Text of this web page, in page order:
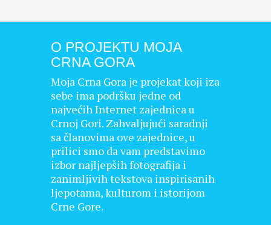
O PROJEKTU MOJA
CRNA GORA
Moja Crna Gora je projekat koji iza
sebe ima podršku jedne od
najvećih Internet zajednica u
Crnoj Gori. Zahvaljujući saradnji
sa članovima ove zajednice, u
prilici smo da vam predstavimo
izbor najljepših fotografija i
zanimljivih tekstova inspirisanih
ljepotama, kulturom i istorijom
Crne Gore.